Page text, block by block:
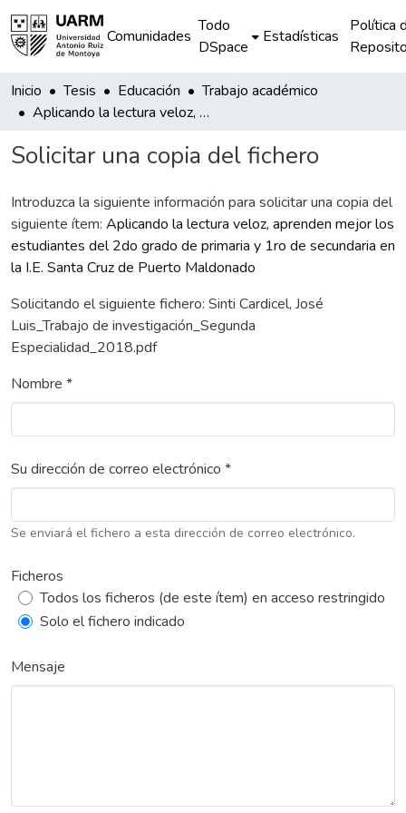
Comunidades
Todo
DSpace
Estadísticas
Política
Inicio Tesis Educación
Trabajo académico
Aplicando la lectura veloz, aprenden mejor los estudiantes del 2do grado de primaria y 1ro de secundaria en la I.E. Santa Cruz de Puerto Maldonado
Solicitar una copia del fichero
Introduzca la siguiente información para solicitar una copia del
siguiente ítem: Aplicando la lectura veloz, aprenden mejor los
estudiantes del 2do grado de primaria y 1ro de secundaria en
la I.E. Santa Cruz de Puerto Maldonado
Solicitando el siguiente fichero: Sinti Cardicel, José
Luis_Trabajo de investigación_Segunda
Especialidad_2018.pdf
Nombre *
Su dirección de correo electrónico *
Se enviará el fichero a esta dirección de correo electrónico.
Ficheros
Todos los ficheros (de este ítem) en acceso restringido
Solo el fichero indicado
Mensaje